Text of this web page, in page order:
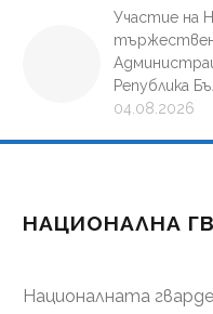
Участие на
Република
04.08.2026
НАЦИОНАЛНА
Националната